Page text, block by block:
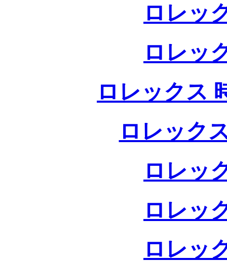
ロレッ
ロレッ
ロレックス
ロレック
ロレッ
ロレッ
ロレッ